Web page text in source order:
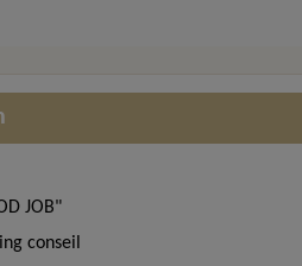
JOB"
conseil